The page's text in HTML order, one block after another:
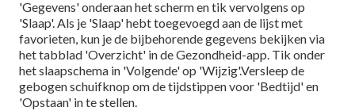
'Gegevens' onderaan het scherm en tik vervolgens op
'Slaap'. Als je 'Slaap' hebt toegevoegd aan de lijst met
favorieten, kun je de bijbehorende gegevens bekijken via
het tabblad 'Overzicht' in de Gezondheid-app. Tik onder
het slaapschema in 'Volgende' op 'Wijzig'.Versleep de
gebogen schuifknop om de tijdstippen voor 'Bedtijd' en
'Opstaan' in te stellen.